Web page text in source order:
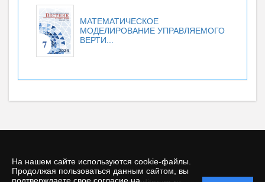
На нашем сайте используются cookie-файлы.
Продолжая пользоваться данным сайтом, вы
МАТЕМАТИЧЕСКОЕ
МОДЕЛИРОВАНИЕ УПРАВЛЯЕМОГО
ВЕРТИ...